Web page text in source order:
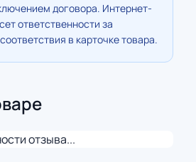
договора. Интернет-
ответственности за
в карточке товара.
отзыва...